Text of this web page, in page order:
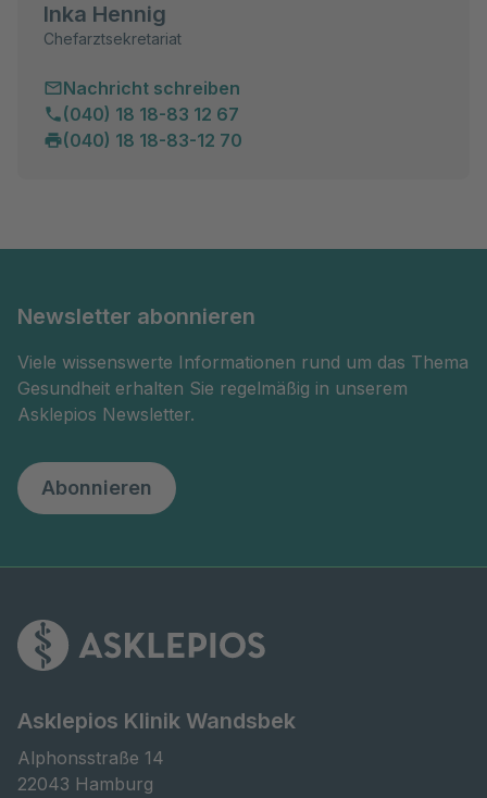
Inka Hennig
Chefarztsekretariat
Nachricht schreiben
(040) 18 18-83 12 67
(040) 18 18-83-12 70
Newsletter abonnieren
Viele wissenswerte Informationen rund um das Thema
Gesundheit erhalten Sie regelmäßig in unserem
Asklepios Newsletter.
Abonnieren
Asklepios Klinik Wandsbek
Alphonsstraße 14
22043 Hamburg